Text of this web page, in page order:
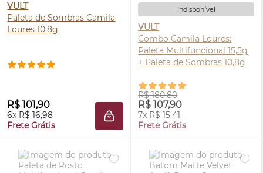
VULT
Paleta de Sombras Camila
Loures 10,8g
R$ 101,90
6x R$ 16,98
Frete Grátis
ADICIONAR À SACOLA
Indisponível
VULT
Combo Camila Loures:
Paleta Multifuncional 15,5g
+ Paleta de Sombras 10,8g
R$ 180,80
R$ 107,90
7x R$ 15,41
Frete Grátis